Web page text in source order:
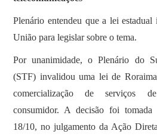
Plenário entendeu que a lei
União para legislar sobre o tema.
Por unanimidade, o Plenário do
(STF) invalidou uma lei de
comercialização de serviços
consumidor. A decisão foi tomada
18/10, no julgamento da Ação